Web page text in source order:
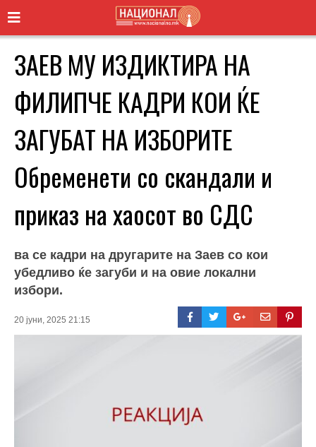
ЗАЕВ МУ ИЗДИКТИРА НА
ФИЛИПЧЕ КАДРИ КОИ ЌЕ
ЗАГУБАТ НА ИЗБОРИТЕ
Обременети со скандали и
приказ на хаосот во СДС
ва се кадри на другарите на Заев со кои
убедливо ќе загуби и на овие локални
избори.
20 јуни, 2025 21:15